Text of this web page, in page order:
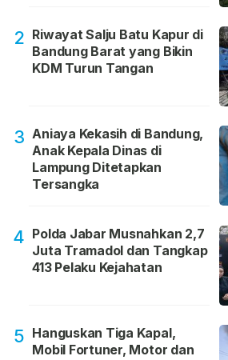
2 Riwayat Salju Batu Kapur di
Bandung Barat yang Bikin
KDM Turun Tangan
3 Aniaya Kekasih di Bandung,
Anak Kepala Dinas di
Lampung Ditetapkan
Tersangka
4 Polda Jabar Musnahkan 2,7
Juta Tramadol dan Tangkap
413 Pelaku Kejahatan
5 Hanguskan Tiga Kapal,
Mobil Fortuner, Motor dan